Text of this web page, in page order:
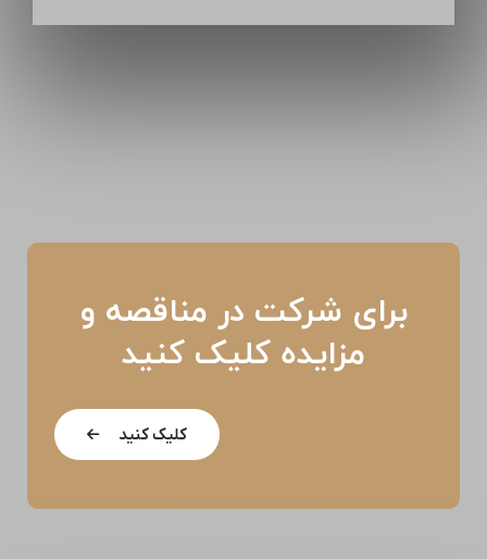
برای شرکت در مناقصه و
مزایده کلیک کنید
کلیک کنید